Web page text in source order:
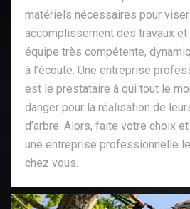
matériels nécessaires pour
accomplissement des travaux et
équipe très compétente,
à l’écoute. Une entreprise
est le prestataire à qui tout le
danger pour la réalisation de
d’arbre. Alors, faite votre choix
une entreprise professionnelle
chez vous.